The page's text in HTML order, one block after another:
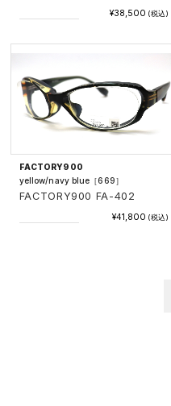
¥38,500 (税込)
FACTORY900
yellow/navy blue［669］
FACTORY900 FA-402
¥41,800 (税込)